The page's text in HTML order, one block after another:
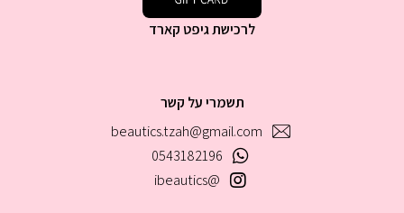
תשמרי על קשר
beautics.tzah@gmail.com
0543182196
@ibeautics
לרכישת גיפט קארד